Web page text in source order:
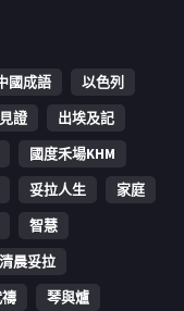
國成語
以色列
證
出埃及記
國度禾場KHM
妥拉人生
家庭
智慧
清晨妥拉
琴與爐